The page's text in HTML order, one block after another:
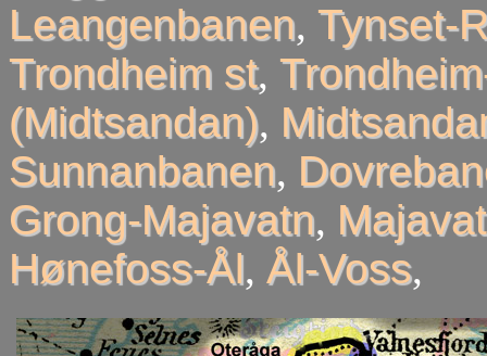
Leangenbanen, Tynset-
Trondheim st,
(Midtsandan),
Sunnanbanen,
Grong-Majavatn,
Hønefoss-Ål, Ål-Voss,